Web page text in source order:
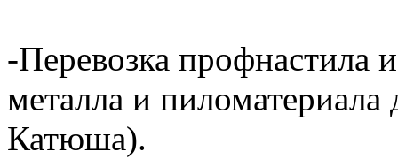
-Перевозка профнастила
металла и
Катюша).